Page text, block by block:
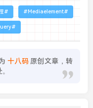
Mediaelement
十八码 原创文章，转